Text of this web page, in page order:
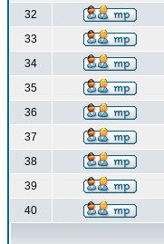
32
33
34
35
36
37
38
39
40